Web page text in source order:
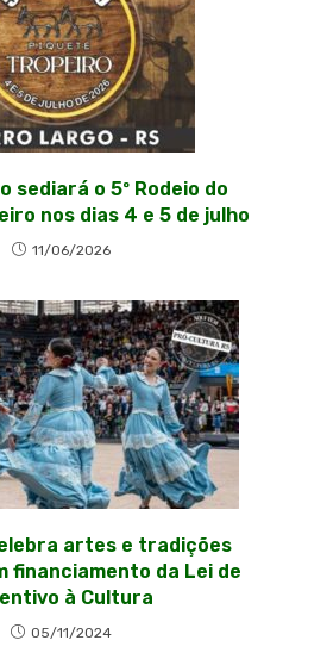
sediará o 5º Rodeio do
nos dias 4 e 5 de julho
11/06/2026
artes e tradições
financiamento da Lei de
à Cultura
05/11/2024